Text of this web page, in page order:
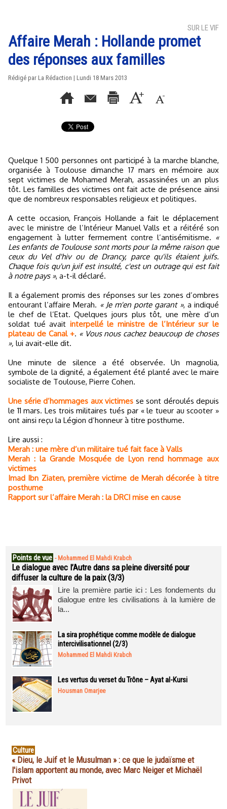
SUR LE VIF
Affaire Merah : Hollande promet
des réponses aux familles
Rédigé par La Rédaction | Lundi 18 Mars 2013
Quelque 1 500 personnes ont participé à la marche blanche,
organisée à Toulouse dimanche 17 mars en mémoire aux
sept victimes de Mohamed Merah, assassinées un an plus
tôt. Les familles des victimes ont fait acte de présence ainsi
que de nombreux responsables religieux et politiques.
A cette occasion, François Hollande a fait le déplacement
avec le ministre de l’Intérieur Manuel Valls et a réitéré son
engagement à lutter fermement contre l’antisémitisme. «
Les enfants de Toulouse sont morts pour la même raison que
ceux du Vel d'hiv ou de Drancy, parce qu'ils étaient juifs.
Chaque fois qu'un juif est insulté, c'est un outrage qui est fait
à notre pays », a-t-il déclaré.
Il a également promis des réponses sur les zones d’ombres
entourant l’affaire Merah. « Je m'en porte garant », a indiqué
le chef de l’Etat. Quelques jours plus tôt, une mère d’un
soldat tué avait interpellé le ministre de l’Intérieur sur le
plateau de Canal +. « Vous nous cachez beaucoup de choses
», lui avait-elle dit.
Une minute de silence a été observée. Un magnolia,
symbole de la dignité, a également été planté avec le maire
socialiste de Toulouse, Pierre Cohen.
Une série d’hommages aux victimes se sont déroulés depuis
le 11 mars. Les trois militaires tués par « le tueur au scooter »
ont ainsi reçu la Légion d’honneur à titre posthume.
Lire aussi :
Merah : une mère d’un militaire tué fait face à Valls
Merah : la Grande Mosquée de Lyon rend hommage aux
victimes
Imad Ibn Ziaten, première victime de Merah décorée à titre
posthume
Rapport sur l’affaire Merah : la DRCI mise en cause
Points de vue - Mohammed El Mahdi Krabch
Le dialogue avec l’Autre dans sa pleine diversité pour
diffuser la culture de la paix (3/3)
Lire la première partie ici : Les fondements du
dialogue entre les civilisations à la lumière de
la...
La sira prophétique comme modèle de dialogue
intercivilisationnel (2/3)
Mohammed El Mahdi Krabch
Les vertus du verset du Trône – Ayat al-Kursi
Housman Omarjee
Culture
« Dieu, le Juif et le Musulman » : ce que le judaïsme et
l'islam apportent au monde, avec Marc Neiger et Michaël
Privot